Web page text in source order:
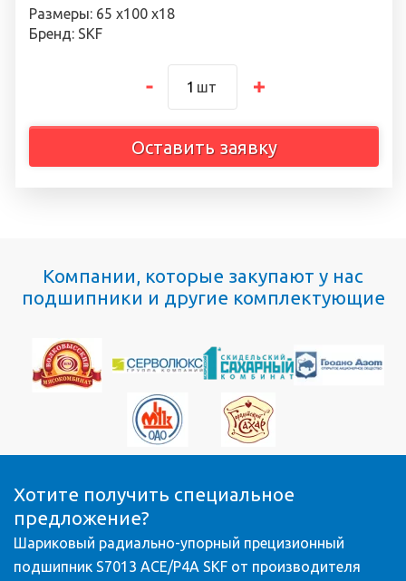
Размеры: 65 х100 х18
Бренд: SKF
шт
Оставить заявку
Компании, которые закупают у нас
подшипники и другие комплектующие
Хотите получить специальное
предложение?
Шариковый радиально-упорный прецизионный
подшипник S7013 ACE/P4A SKF от производителя